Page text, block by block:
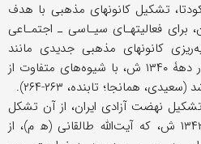
تشکیل کانونهای مذهبی با هدف
برای فعالیتهـای سیـاسی ـ اجتمـاعی
کانونهای مذهبی جدیدی مانند
حسینیۀ ارشاد و مسجدالجواد در دهۀ ۱۳۴۰ ش، با شیوه‌های متفاوت از
همانجا؛ تابنده، ۲۶۳-۲۶۴).
نهضت آزادی ایران، از آن تشکل
حمایت کرد و در سالهای ۱۳۴۱-۱۳۴۲ ش، که آیت‌الله طالقانی (ه‍ م)، از